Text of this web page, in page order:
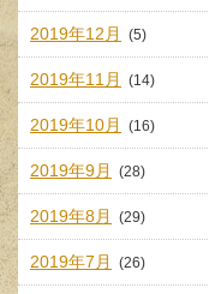
2019年12月 (5)
2019年11月 (14)
2019年10月 (16)
2019年9月 (28)
2019年8月 (29)
2019年7月 (26)